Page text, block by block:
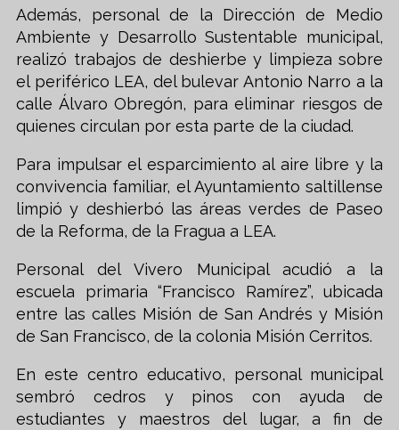
Además, personal de la Dirección de Medio
Ambiente y Desarrollo Sustentable municipal,
realizó trabajos de deshierbe y limpieza sobre
el periférico LEA, del bulevar Antonio Narro a la
calle Álvaro Obregón, para eliminar riesgos de
quienes circulan por esta parte de la ciudad.
Para impulsar el esparcimiento al aire libre y la
convivencia familiar, el Ayuntamiento saltillense
limpió y deshierbó las áreas verdes de Paseo
de la Reforma, de la Fragua a LEA.
Personal del Vivero Municipal acudió a la
escuela primaria “Francisco Ramírez”, ubicada
entre las calles Misión de San Andrés y Misión
de San Francisco, de la colonia Misión Cerritos.
En este centro educativo, personal municipal
sembró cedros y pinos con ayuda de
estudiantes y maestros del lugar, a fin de